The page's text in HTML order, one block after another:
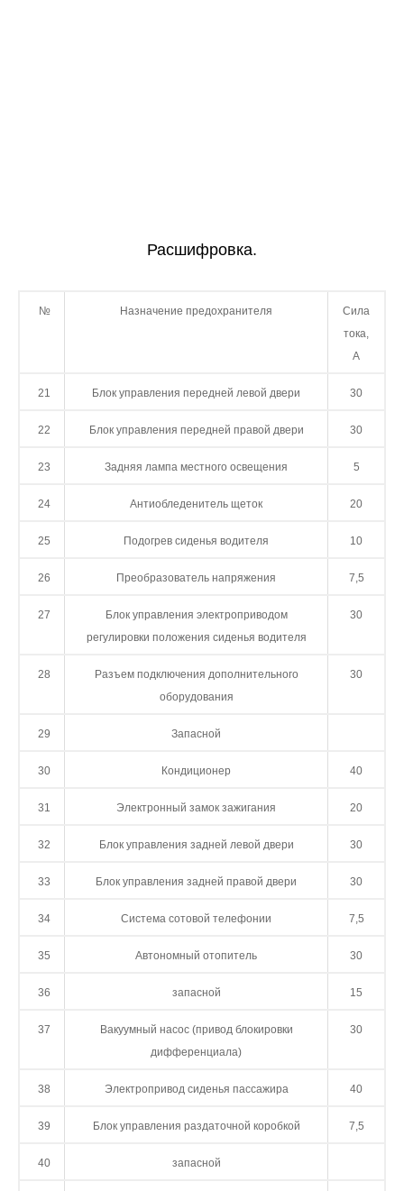
Расшифровка.
№ Назначение предохранителя
Сила
тока,
А
21 Блок управления передней левой двери 30
22 Блок управления передней правой двери 30
23 Задняя лампа местного освещения 5
24 Антиобледенитель щеток 20
25 Подогрев сиденья водителя 10
26 Преобразователь напряжения 7,5
27
Блок управления электроприводом
регулировки положения сиденья водителя
30
28
Разъем подключения дополнительного
оборудования
30
29 Запасной
30 Кондиционер 40
31 Электронный замок зажигания 20
32 Блок управления задней левой двери 30
33 Блок управления задней правой двери 30
34 Система сотовой телефонии 7,5
35 Автономный отопитель 30
36 запасной 15
37
Вакуумный насос (привод блокировки
дифференциала)
30
38 Электропривод сиденья пассажира 40
39 Блок управления раздаточной коробкой 7,5
40 запасной